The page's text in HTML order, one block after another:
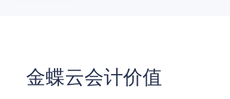
金蝶云会计价值